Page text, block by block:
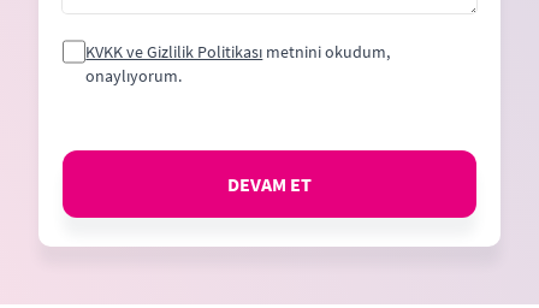
KVKK ve Gizlilik Politikası metnini okudum,
onaylıyorum.
DEVAM ET